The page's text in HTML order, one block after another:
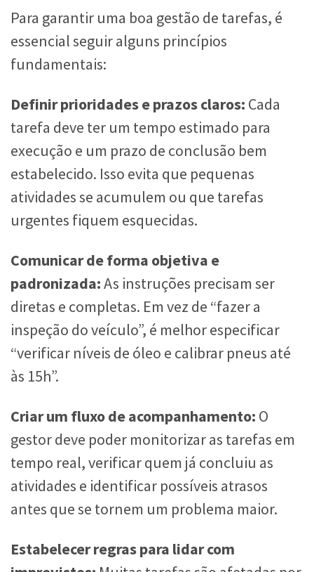
Para garantir uma boa gestão de tarefas, é
essencial seguir alguns princípios
fundamentais:
Definir prioridades e prazos claros: Cada
tarefa deve ter um tempo estimado para
execução e um prazo de conclusão bem
estabelecido. Isso evita que pequenas
atividades se acumulem ou que tarefas
urgentes fiquem esquecidas.
Comunicar de forma objetiva e
padronizada:As instruções precisam ser
diretas e completas. Em vez de “fazer a
inspeção do veículo”, é melhor especificar
“verificar níveis de óleo e calibrar pneus até
às 15h”.
Criar um fluxo de acompanhamento: O
gestor deve poder monitorizar as tarefas em
tempo real, verificar quem já concluiu as
atividades e identificar possíveis atrasos
antes que se tornem um problema maior.
Estabelecer regras para lidar com